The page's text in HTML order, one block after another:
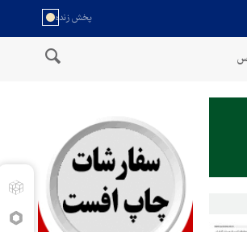
مسلح یمن: کشتی نفتی عربستان را با موشک